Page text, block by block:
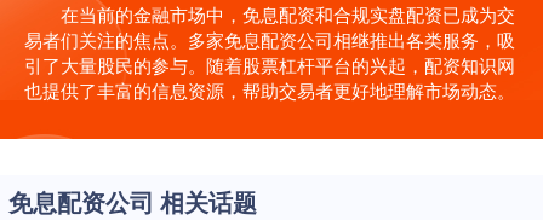
在当前的金融市场中，免息配资和合规实盘配资已成为交
易者们关注的焦点。多家免息配资公司相继推出各类服务，吸
引了大量股民的参与。随着股票杠杆平台的兴起，配资知识网
也提供了丰富的信息资源，帮助交易者更好地理解市场动态。
免息配资公司 相关话题